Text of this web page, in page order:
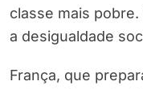
classe mais
a desigualdade
França, que